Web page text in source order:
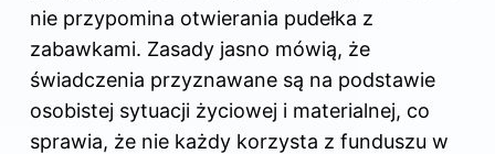
nie przypomina otwierania pudełka z
zabawkami. Zasady jasno mówią, że
świadczenia przyznawane są na podstawie
osobistej sytuacji życiowej i materialnej, co
sprawia, że nie każdy korzysta z funduszu w